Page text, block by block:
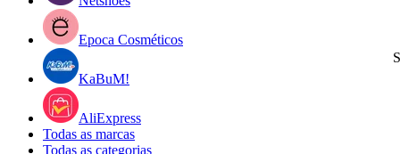
Epoca Cosméticos
KaBuM!
AliExpress
Todas as marcas
Todas as categorias